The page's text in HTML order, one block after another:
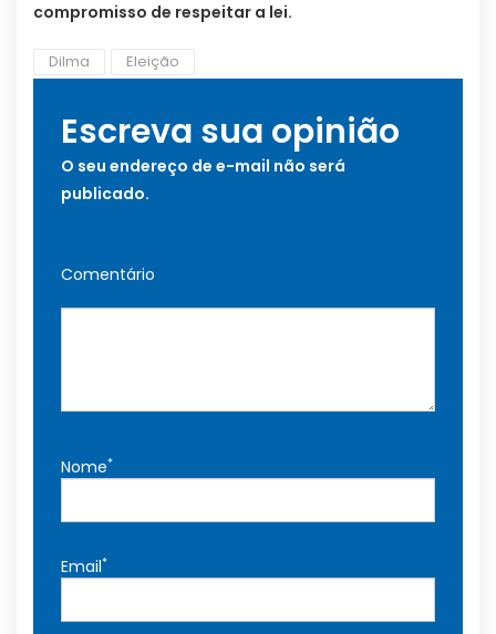
compromisso de respeitar a lei.
Dilma Eleição
Escreva sua opinião
O seu endereço de e-mail não será
publicado.
Comentário
Nome*
Email*